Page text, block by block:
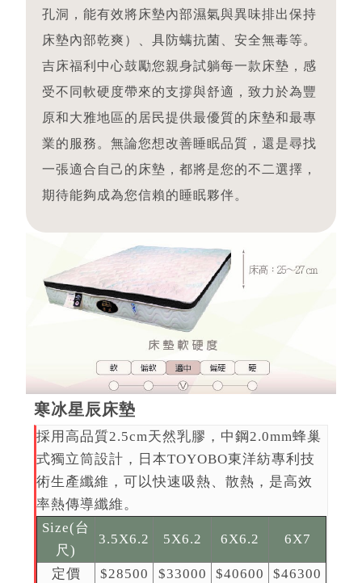
孔洞，能有效將床墊內部濕氣與異味排出保持
床墊內部乾爽）、具防螨抗菌、安全無毒等。
吉床福利中心鼓勵您親身試躺每一款床墊，感
受不同軟硬度帶來的支撐與舒適，致力於為豐
原和大雅地區的居民提供最優質的床墊和最專
業的服務。無論您想改善睡眠品質，還是尋找
一張適合自己的床墊，都將是您的不二選擇，
期待能夠成為您信賴的睡眠夥伴。
寒冰星辰床墊
採用高品質2.5cm天然乳膠，中鋼2.0mm蜂巢
式獨立筒設計，日本TOYOBO東洋紡專利技
術生產纖維，可以快速吸熱、散熱，是高效
率熱傳導纖維。
Size(台
尺)
3.5X6.2 5X6.2 6X6.2 6X7
定價 $28500 $33000 $40600
$46300